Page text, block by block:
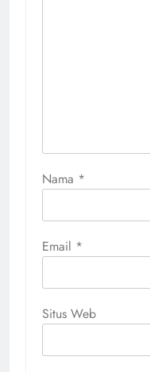
Nama *
Email *
Situs Web